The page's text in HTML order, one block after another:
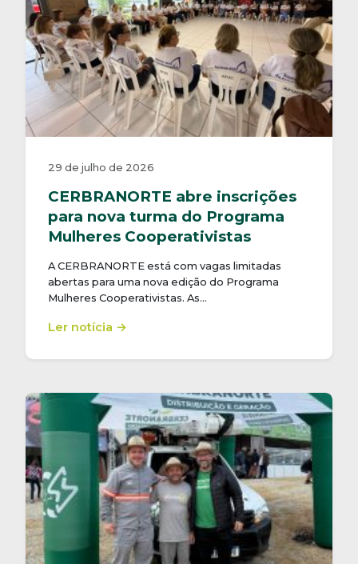
29 de julho de 2026
CERBRANORTE abre inscrições
para nova turma do Programa
Mulheres Cooperativistas
A CERBRANORTE está com vagas limitadas
abertas para uma nova edição do Programa
Mulheres Cooperativistas. As…
Ler notícia →